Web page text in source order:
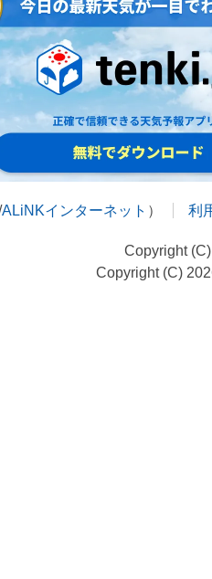
ALiNKインターネット ） 利
Copyright
Copyright (C)